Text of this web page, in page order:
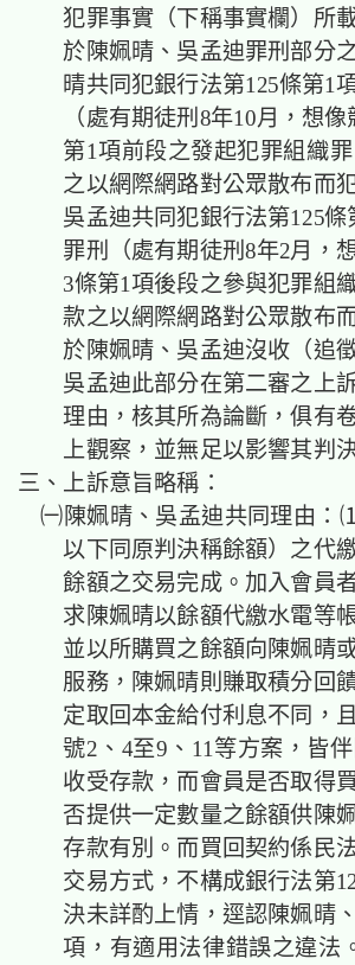
犯罪事實（下稱事實欄）所
於陳姵晴、吳孟迪罪刑部分
晴共同犯銀行法第125條第1
（處有期徒刑8年10月，想
第1項前段之發起犯罪組織
之以網際網路對公眾散布而
吳孟迪共同犯銀行法第125
罪刑（處有期徒刑8年2月，
3條第1項後段之參與犯罪組
款之以網際網路對公眾散布
於陳姵晴、吳孟迪沒收（追
吳孟迪此部分在第二審之上
理由，核其所為論斷，俱有
上觀察，並無足以影響其判
三、上訴意旨略稱：
㈠陳姵晴、吳孟迪共同理由：
以下同原判決稱餘額）之代
餘額之交易完成。加入會員
求陳姵晴以餘額代繳水電等
並以所購買之餘額向陳姵晴
服務，陳姵晴則賺取積分回
定取回本金給付利息不同，
號2、4至9、11等方案，皆
收受存款，而會員是否取得
否提供一定數量之餘額供陳
存款有別。而買回契約係民
交易方式，不構成銀行法第
決未詳酌上情，逕認陳姵晴
項，有適用法律錯誤之違法